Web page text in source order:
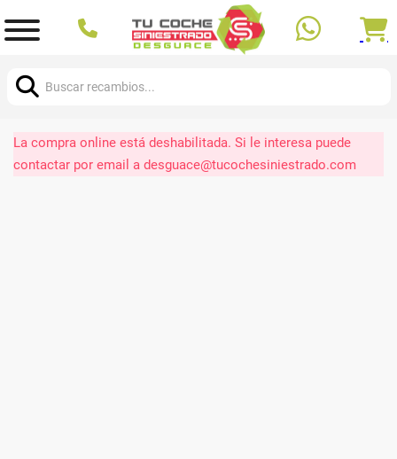
La compra online está deshabilitada. Si le interesa puede
contactar por email a desguace@tucochesiniestrado.com